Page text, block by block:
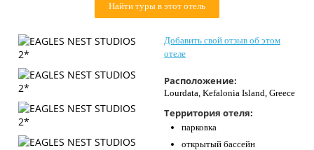
Контакты
Найти туры в этот отель
Добавить свой отзыв об этом
отеле
Расположение:
Lourdata, Kefalonia Island, Greece
Территория отеля:
парковка
открытый бассейн